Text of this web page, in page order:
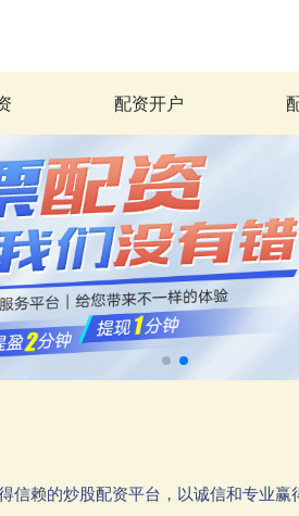
配资开户
赖的炒股配资平台，以诚信和专业赢